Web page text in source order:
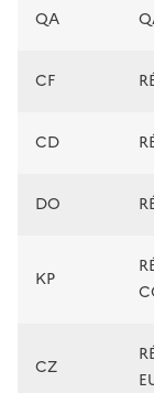
QA
CF
CD
DO
KP
CZ